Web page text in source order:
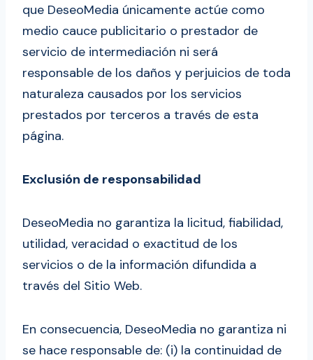
que DeseoMedia únicamente actúe como
medio cauce publicitario o prestador de
servicio de intermediación ni será
responsable de los daños y perjuicios de toda
naturaleza causados por los servicios
prestados por terceros a través de esta
página.
Exclusión de responsabilidad
DeseoMedia no garantiza la licitud, fiabilidad,
utilidad, veracidad o exactitud de los
servicios o de la información difundida a
través del Sitio Web.
En consecuencia, DeseoMedia no garantiza ni
se hace responsable de: (i) la continuidad de